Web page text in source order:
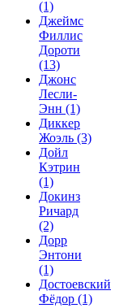
(1)
Джеймс
Филлис
Дороти
(13)
Джонс
Лесли-
Энн (1)
Диккер
Жоэль (3)
Дойл
Кэтрин
(1)
Докинз
Ричард
(2)
Дорр
Энтони
(1)
Достоевский
Фёдор (1)